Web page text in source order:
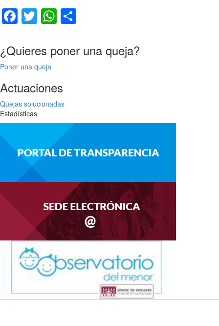
Facebook
TwitterWhatsApp
¿Quieres poner una queja?
Poner una queja
Actuaciones
Quejas solucionadas
Estadísticas